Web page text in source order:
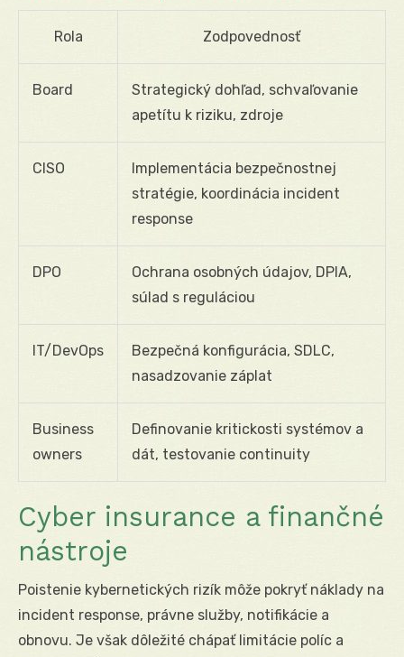
Rola Zodpovednosť
Board
Strategický dohľad, schvaľovanie
apetítu k riziku, zdroje
CISO
Implementácia bezpečnostnej
stratégie, koordinácia incident
response
DPO
Ochrana osobných údajov, DPIA,
súlad s reguláciou
IT/DevOps
Bezpečná konfigurácia, SDLC,
nasadzovanie záplat
Business
owners
Definovanie kritickosti systémov a
dát, testovanie continuity
Cyber insurance a finančné
nástroje
Poistenie kybernetických rizík môže pokryť náklady na
incident response, právne služby, notifikácie a
obnovu. Je však dôležité chápať limitácie políc a